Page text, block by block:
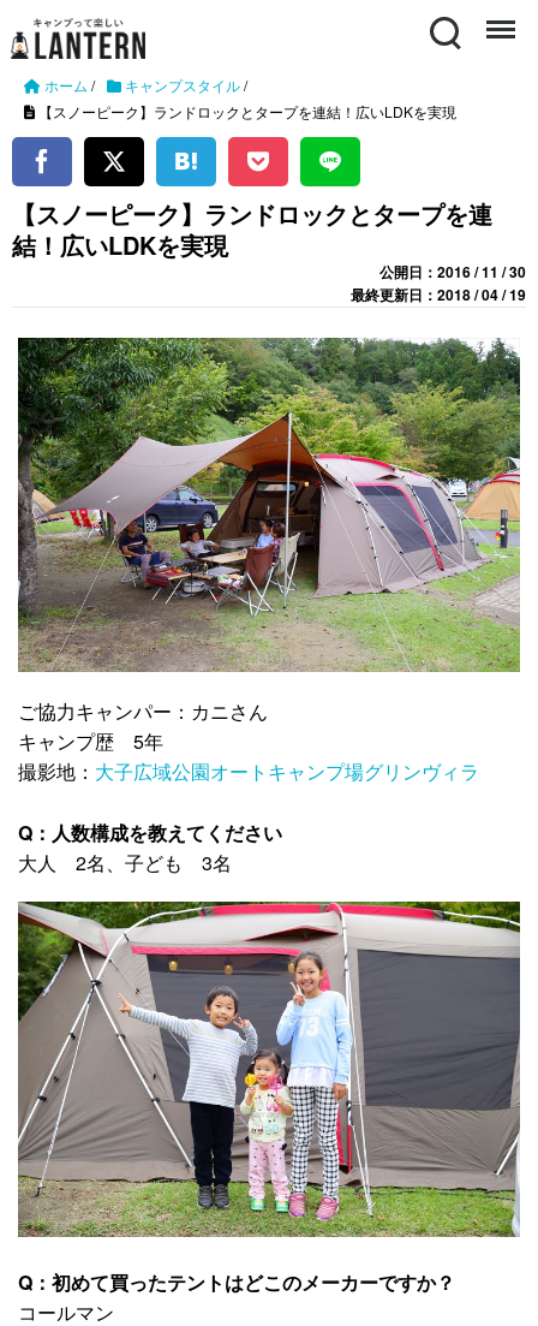
Search Menu
ホーム / キャンプスタイル/
【スノーピーク】ランドロックとタープを連結！広いLDKを実現
【スノーピーク】ランドロックとタープを連
結！広いLDKを実現
公開日：2016 / 11 / 30
最終更新日：2018 / 04 / 19
ご協力キャンパー：カニさん
キャンプ歴 5年
撮影地： 大子広域公園オートキャンプ場グリンヴィラ
Q：人数構成を教えてください
大人 2名、子ども 3名
Q：初めて買ったテントはどこのメーカーですか？
コールマン